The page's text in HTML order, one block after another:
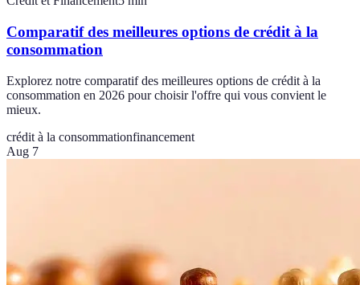
Comparatif des meilleures options de crédit à la
consommation
Explorez notre comparatif des meilleures options de crédit à la
consommation en 2026 pour choisir l'offre qui vous convient le
mieux.
crédit à la consommationfinancement
Aug 7